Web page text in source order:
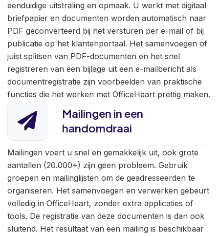
eenduidige uitstraling en opmaak. U werkt met digitaal
briefpapier en documenten worden automatisch naar
PDF geconverteerd bij het versturen per e-mail of bij
publicatie op het klantenportaal. Het samenvoegen of
juist splitsen van PDF-documenten en het snel
registreren van een bijlage uit een e-mailbericht als
documentregistratie zijn voorbeelden van praktische
functies die het werken met OfficeHeart prettig maken.
Mailingen in een
handomdraai
Mailingen voert u snel en gemakkelijk uit, ook grote
aantallen (20.000+) zijn geen probleem. Gebruik
groepen en mailinglijsten om de geadresseerden te
organiseren. Het samenvoegen en verwerken gebeurt
volledig in OfficeHeart, zonder extra applicaties of
tools. De registratie van deze documenten is dan ook
sluitend. Het resultaat van een mailing is beschikbaar